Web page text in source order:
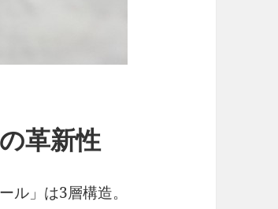
革新性
ル」は3層構造。